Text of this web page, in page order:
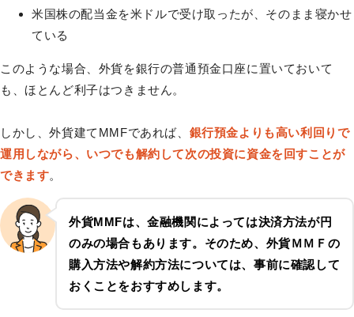
米国株の配当金を米ドルで受け取ったが、そのまま寝かせ
ている
このような場合、外貨を銀行の普通預金口座に置いておいて
も、ほとんど利子はつきません。
しかし、外貨建てMMFであれば、 銀行預金よりも高い利回りで
運用しながら、いつでも解約して次の投資に資金を回すことが
できます。
外貨MMFは、金融機関によっては決済方法が円
のみの場合もあります。そのため、外貨ＭＭＦの
購入方法や解約方法については、事前に確認して
おくことをおすすめします。